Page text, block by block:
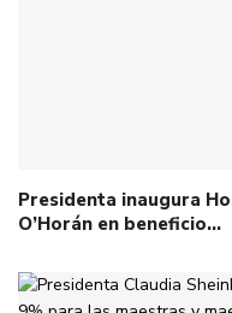
Presidenta inaugura
O’Horán en beneficio…